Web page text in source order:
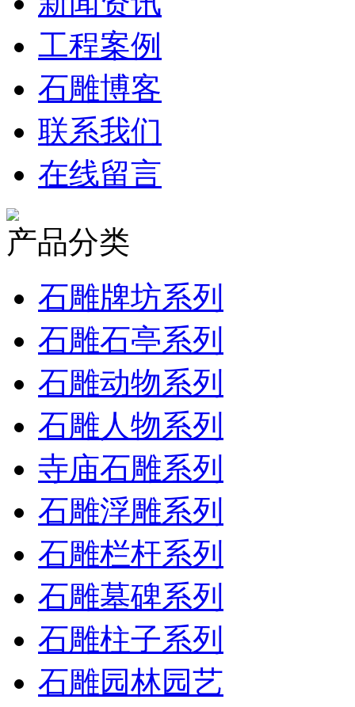
工程案例
石雕博客
联系我们
在线留言
产品分类
石雕牌坊系列
石雕石亭系列
石雕动物系列
石雕人物系列
寺庙石雕系列
石雕浮雕系列
石雕栏杆系列
石雕墓碑系列
石雕柱子系列
石雕园林园艺